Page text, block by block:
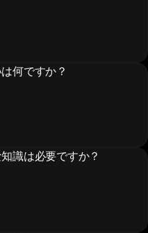
何ですか？
識は必要ですか？